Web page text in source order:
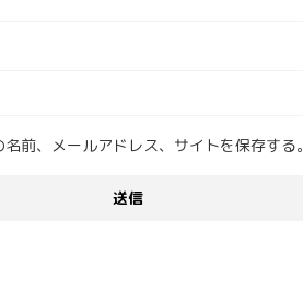
前、メールアドレス、サイトを保存する。